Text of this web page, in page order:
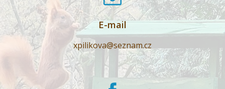
E-mail
xpilikova@seznam.cz